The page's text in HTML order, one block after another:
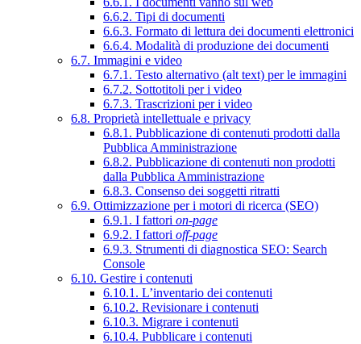
6.6.2. Tipi di documenti
6.6.3. Formato di lettura dei documenti elettronici
6.6.4. Modalità di produzione dei documenti
6.7. Immagini e video
6.7.1. Testo alternativo (alt text) per le immagini
6.7.2. Sottotitoli per i video
6.7.3. Trascrizioni per i video
6.8. Proprietà intellettuale e privacy
6.8.1. Pubblicazione di contenuti prodotti dalla
Pubblica Amministrazione
6.8.2. Pubblicazione di contenuti non prodotti
dalla Pubblica Amministrazione
6.8.3. Consenso dei soggetti ritratti
6.9. Ottimizzazione per i motori di ricerca (SEO)
6.9.1. I fattori on-page
6.9.2. I fattori off-page
6.9.3. Strumenti di diagnostica SEO: Search
Console
6.10. Gestire i contenuti
6.10.1. L’inventario dei contenuti
6.10.2. Revisionare i contenuti
6.10.3. Migrare i contenuti
6.10.4. Pubblicare i contenuti